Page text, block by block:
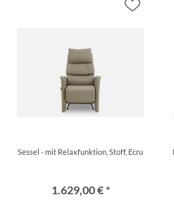
Sessel - mit Relaxfunktion, Stoff, Ecru
1.629,00 € *